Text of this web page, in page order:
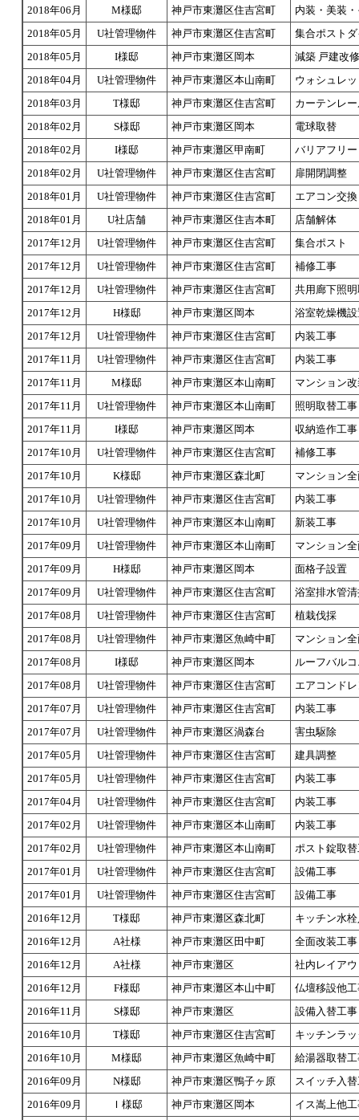
2018年06月
M様邸 神戸市東灘区住吉宮町
内装・美装
2018年05月
U社管理物件 神戸市東灘区住吉宮町
集合ポスト
2018年05月
I様邸 神戸市東灘区岡本
減築 戸建改修
2018年04月
U社管理物件 神戸市東灘区本山南町
ウォシュレ
2018年03月
T様邸 神戸市東灘区住吉宮町
カーテンレ
2018年02月
S様邸 神戸市東灘区岡本
電球取替
2018年02月
I様邸 神戸市東灘区甲南町
バリアフリー
2018年02月
U社管理物件 神戸市東灘区住吉宮町
扉開閉調整
2018年01月
U社管理物件 神戸市東灘区住吉宮町
エアコン交換
2018年01月
U社店舗 神戸市東灘区住吉本町
店舗解体
2017年12月
U社管理物件 神戸市東灘区住吉宮町
集合ポスト
2017年12月
U社管理物件 神戸市東灘区住吉宮町
補修工事
2017年12月
U社管理物件 神戸市東灘区住吉宮町
共用廊下照
2017年12月
H様邸 神戸市東灘区岡本
浴室乾燥機
2017年12月
U社管理物件 神戸市東灘区住吉宮町
内装工事
2017年11月
U社管理物件 神戸市東灘区住吉宮町
内装工事
2017年11月
M様邸 神戸市東灘区本山南町
マンション
2017年11月
U社管理物件 神戸市東灘区本山南町
照明取替工事
2017年11月
I様邸 神戸市東灘区岡本
収納造作工事
2017年10月
U社管理物件 神戸市東灘区住吉宮町
補修工事
2017年10月
K様邸 神戸市東灘区森北町
マンション
2017年10月
U社管理物件 神戸市東灘区住吉宮町
内装工事
2017年10月
U社管理物件 神戸市東灘区本山南町
新装工事
2017年09月
U社管理物件 神戸市東灘区本山南町
マンション
2017年09月
H様邸 神戸市東灘区岡本
面格子設置
2017年09月
U社管理物件 神戸市東灘区住吉宮町
浴室排水管
2017年08月
U社管理物件 神戸市東灘区住吉宮町
植栽伐採
2017年08月
U社管理物件 神戸市東灘区魚崎中町
マンション
2017年08月
I様邸 神戸市東灘区岡本
ルーフバル
2017年08月
U社管理物件 神戸市東灘区住吉宮町
エアコンド
2017年07月
U社管理物件 神戸市東灘区住吉宮町
内装工事
2017年07月
U社管理物件 神戸市東灘区渦森台
害虫駆除
2017年05月
U社管理物件 神戸市東灘区住吉宮町
建具調整
2017年05月
U社管理物件 神戸市東灘区住吉宮町
内装工事
2017年04月
U社管理物件 神戸市東灘区住吉宮町
内装工事
2017年02月
U社管理物件 神戸市東灘区本山南町
内装工事
2017年02月
U社管理物件 神戸市東灘区本山南町
ポスト錠取
2017年01月
U社管理物件 神戸市東灘区住吉宮町
設備工事
2017年01月
U社管理物件 神戸市東灘区住吉宮町
設備工事
2016年12月
T様邸 神戸市東灘区森北町
キッチン水
2016年12月
A社様 神戸市東灘区田中町
全面改装工事
2016年12月
A社様 神戸市東灘区
社内レイア
2016年12月
F様邸 神戸市東灘区本山中町
仏壇移設他
2016年11月
S様邸 神戸市東灘区
設備入替工事
2016年10月
T様邸 神戸市東灘区住吉宮町
キッチンラ
2016年10月
M様邸 神戸市東灘区魚崎中町
給湯器取替
2016年09月
N様邸 神戸市東灘区鴨子ヶ原
スイッチ入
2016年09月
Ｉ様邸 神戸市東灘区岡本 イス嵩上他